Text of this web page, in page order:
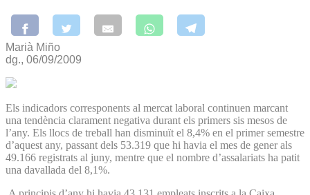
Marià Miño
dg., 06/09/2009
Els indicadors corresponents al mercat laboral continuen marcant
una tendència clarament negativa durant els primers sis mesos de
l’any. Els llocs de treball han disminuït el 8,4% en el primer semestre
d’aquest any, passant dels 53.319 que hi havia el mes de gener als
49.166 registrats al juny, mentre que el nombre d’assalariats ha patit
una davallada del 8,1%.